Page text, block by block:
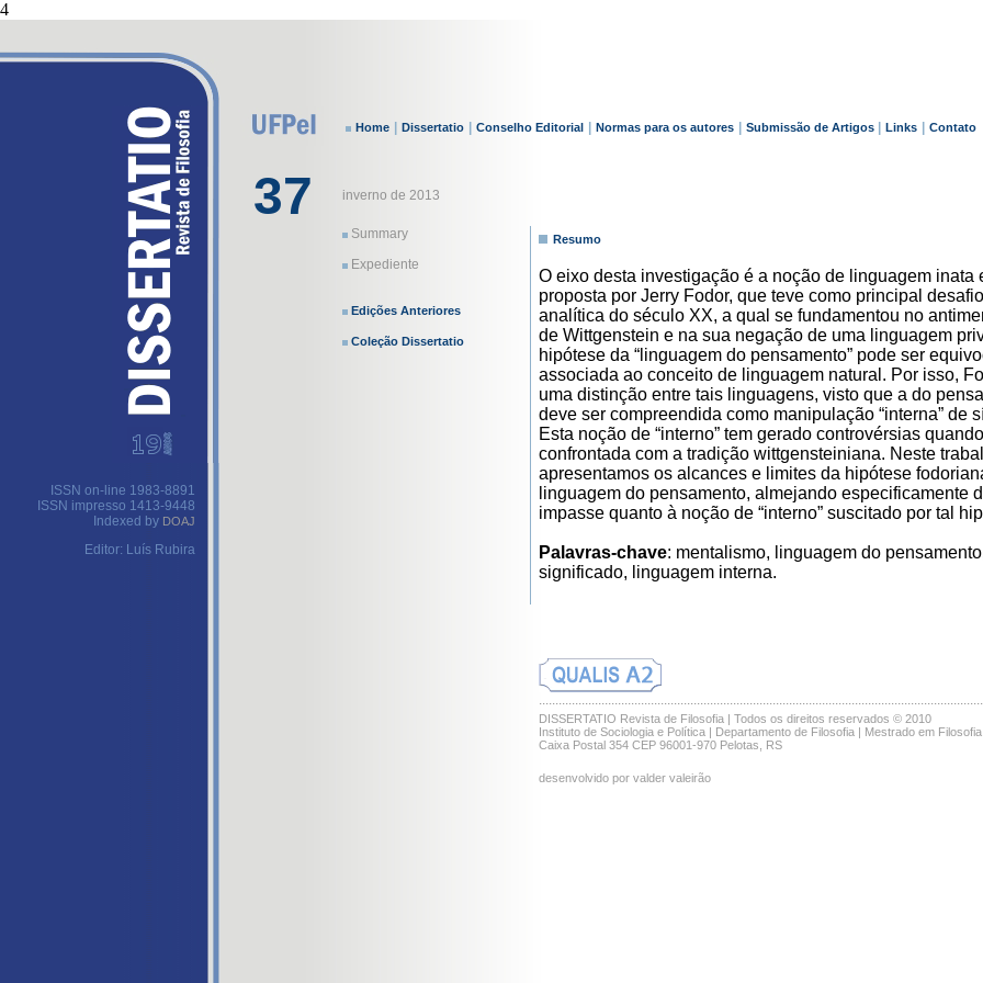
4
ISSN on-line 1983-8891
ISSN impresso 1413-9448
Indexed by DOAJ
Editor: Luís Rubira
Home Dissertatio Conselho Editorial Normas para os autores Submissão de Artigos Links Contato
37 inverno de 2013
Summary
Expediente
Edições Anteriores
Coleção Dissertatio
Resumo
O eixo desta investigação é a noção de linguagem inata
proposta por Jerry Fodor, que teve como principal
analítica do século XX, a qual se fundamentou no
de Wittgenstein e na sua negação de uma linguagem
hipótese da “linguagem do pensamento” pode ser
associada ao conceito de linguagem natural. Por isso,
uma distinção entre tais linguagens, visto que a do
deve ser compreendida como manipulação “interna” de
Esta noção de “interno” tem gerado controvérsias quando
confrontada com a tradição wittgensteiniana. Neste
apresentamos os alcances e limites da hipótese
linguagem do pensamento, almejando especificamente
impasse quanto à noção de “interno” suscitado por tal
Palavras-chave: mentalismo, linguagem do
significado, linguagem interna.
DISSERTATIO Revista de Filosofia | Todos os direitos reservados © 2010
Instituto de Sociologia e Política | Departamento de Filosofia | Mestrado em Filosofia
Caixa Postal 354 CEP 96001-970 Pelotas, RS
desenvolvido por valder valeirão